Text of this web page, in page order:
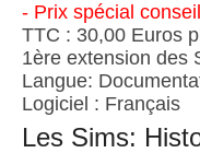
- Prix spécial
TTC : 30,00 Euros
1ère extension des
Langue:
Logiciel : Français
Les Sims: